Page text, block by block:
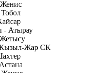
- Атырау
Кызыл-Жар СК